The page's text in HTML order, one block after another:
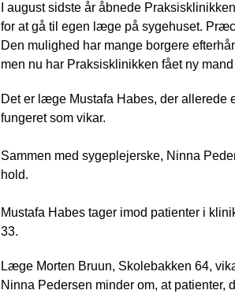
I august sidste år åbnede
for at gå til egen læge på sygehuset.
Den mulighed har mange borgere
men nu har Praksisklinikken fået ny
Det er læge Mustafa Habes, der allerede
fungeret som vikar.
Sammen med sygeplejerske, Ninna
hold.
Mustafa Habes tager imod patienter i
33.
Læge Morten Bruun, Skolebakken 64,
Ninna Pedersen minder om, at patienter,